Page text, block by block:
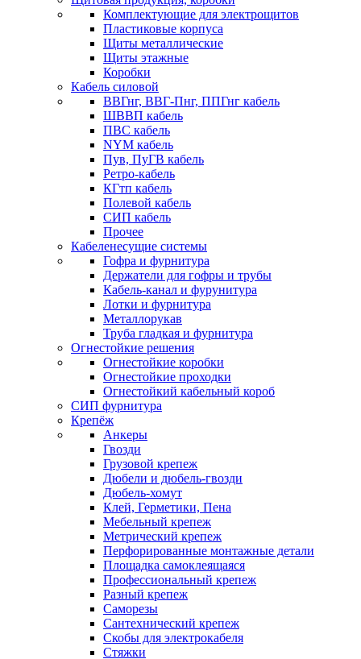
Комплектующие для электрощитов
Пластиковые корпуса
Щиты металлические
Щиты этажные
Коробки
Кабель силовой
ВВГнг, ВВГ-Пнг, ППГнг кабель
ШВВП кабель
ПВС кабель
NYM кабель
Пув, ПуГВ кабель
Ретро-кабель
КГтп кабель
Полевой кабель
СИП кабель
Прочее
Кабеленесущие системы
Гофра и фурнитура
Держатели для гофры и трубы
Кабель-канал и фурунитура
Лотки и фурнитура
Металлорукав
Труба гладкая и фурнитура
Огнестойкие решения
Огнестойкие коробки
Огнестойкие проходки
Огнестойкий кабельный короб
СИП фурнитура
Крепёж
Анкеры
Гвозди
Грузовой крепеж
Дюбели и дюбель-гвозди
Дюбель-хомут
Клей, Герметики, Пена
Мебельный крепеж
Метрический крепеж
Перфорированные монтажные детали
Площадка самоклеящаяся
Профессиональный крепеж
Разный крепеж
Саморезы
Сантехнический крепеж
Скобы для электрокабеля
Стяжки